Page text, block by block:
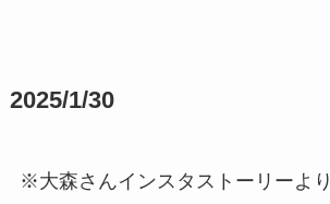
2025/1/30
※大森さんインスタストーリーより